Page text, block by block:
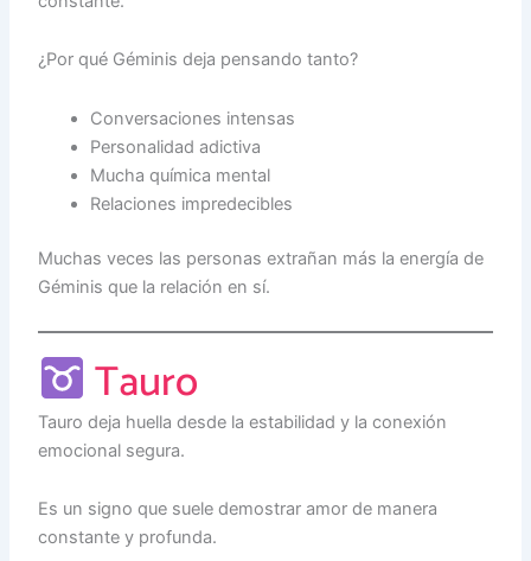
¿Por qué Géminis deja pensando tanto?
Conversaciones intensas
Personalidad adictiva
Mucha química mental
Relaciones impredecibles
Muchas veces las personas extrañan más la energía de
Géminis que la relación en sí.
Tauro
Tauro deja huella desde la estabilidad y la conexión
emocional segura.
Es un signo que suele demostrar amor de manera
constante y profunda.